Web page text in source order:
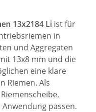
13x2184 Li ist für
in
und Aggregaten
13x8 mm und die
eine klare
Riemen. Als
passen.